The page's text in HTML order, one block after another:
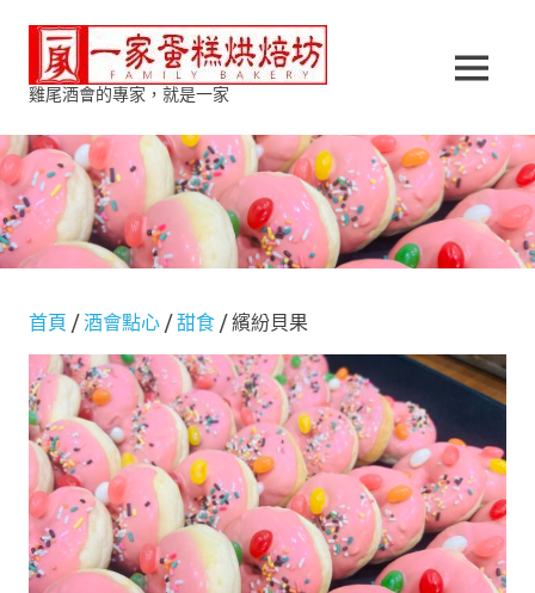
content
蛋
糕
烘
坊
雞尾酒會的專家，就是一家
MENU
首頁 /酒會點心 /甜食 / 繽紛貝果